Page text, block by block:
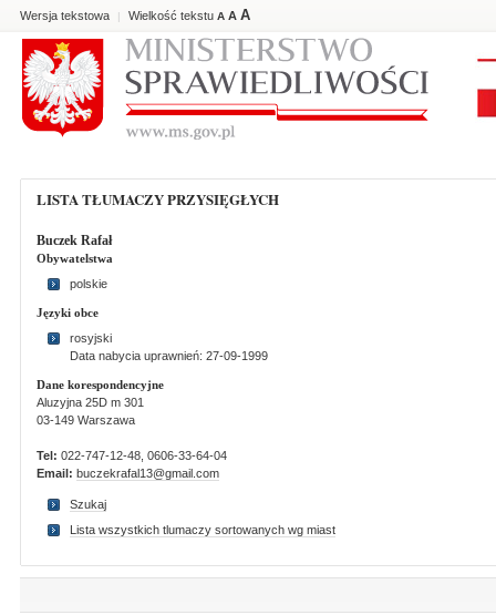
Wersja tekstowa | Wielkość tekstu A A A
LISTA TŁUMACZY PRZYSIĘGŁYCH
Buczek Rafał
Obywatelstwa
polskie
Języki obce
rosyjski
Data nabycia uprawnień: 27-09-1999
Dane korespondencyjne
Aluzyjna 25D m 301
03-149 Warszawa
Tel: 022-747-12-48, 0606-33-64-04
Email: buczekrafal13@gmail.com
Szukaj
Lista wszystkich tlumaczy sortowanych wg miast